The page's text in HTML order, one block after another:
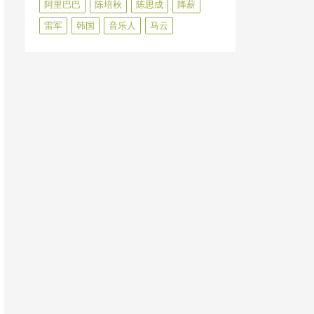
阿里巴巴 陈培秋 陈思成
降薪
雷军
韩国 音乐人 马云